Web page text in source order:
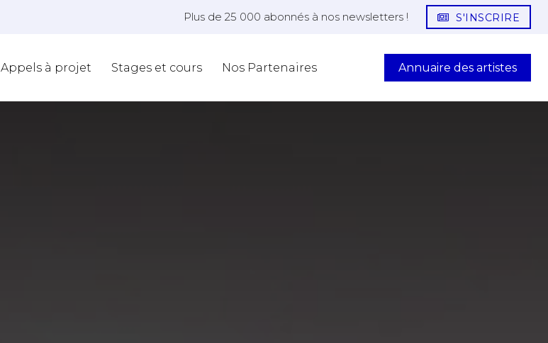
Plus de 25 000 abonnés à nos newsletters ! S'INSCRIRE
Appels à projet Stages et cours Nos Partenaires Annuaire des artistes